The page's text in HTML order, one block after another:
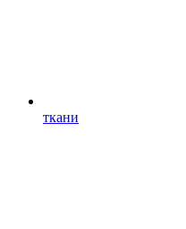
ткани